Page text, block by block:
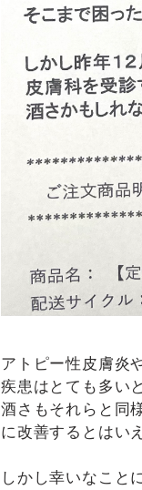
アトピー性皮膚炎
疾患はとても多い
酒さもそれらと同
に改善するとはい
しかし幸いなこと